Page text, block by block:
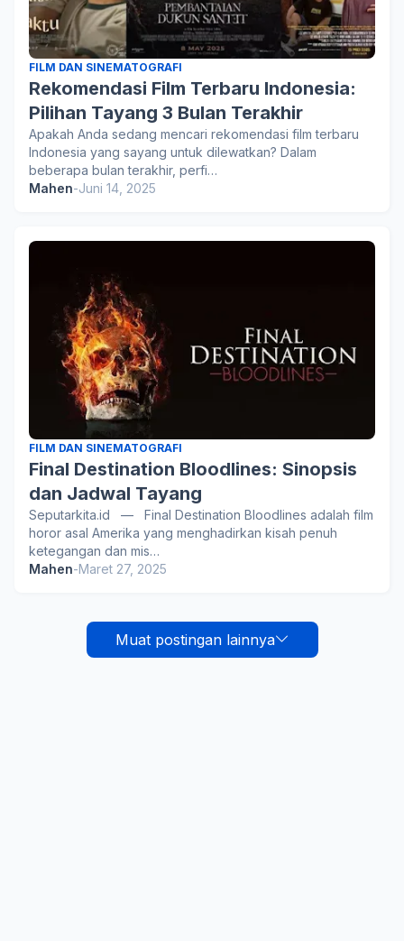
FILM DAN SINEMATOGRAFI
Rekomendasi Film Terbaru Indonesia:
Pilihan Tayang 3 Bulan Terakhir
Apakah Anda sedang mencari rekomendasi film terbaru
Indonesia yang sayang untuk dilewatkan? Dalam
beberapa bulan terakhir, perfi…
Mahen-Juni 14, 2025
FILM DAN SINEMATOGRAFI
Final Destination Bloodlines: Sinopsis
dan Jadwal Tayang
Seputarkita.id — Final Destination Bloodlines adalah film
horor asal Amerika yang menghadirkan kisah penuh
ketegangan dan mis…
Mahen-Maret 27, 2025
Muat postingan lainnya